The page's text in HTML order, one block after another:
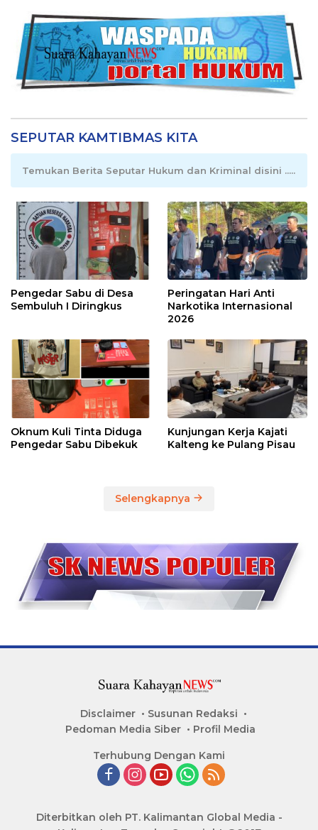
SEPUTAR KAMTIBMAS KITA
Temukan Berita Seputar Hukum dan Kriminal disini .....
Pengedar Sabu di Desa
Sembuluh I Diringkus
Peringatan Hari Anti
Narkotika Internasional
2026
Oknum Kuli Tinta Diduga
Pengedar Sabu Dibekuk
Kunjungan Kerja Kajati
Kalteng ke Pulang Pisau
Selengkapnya
Disclaimer
Susunan Redaksi
Pedoman Media Siber
Profil Media
Terhubung Dengan Kami
Diterbitkan oleh PT. Kalimantan Global Media -